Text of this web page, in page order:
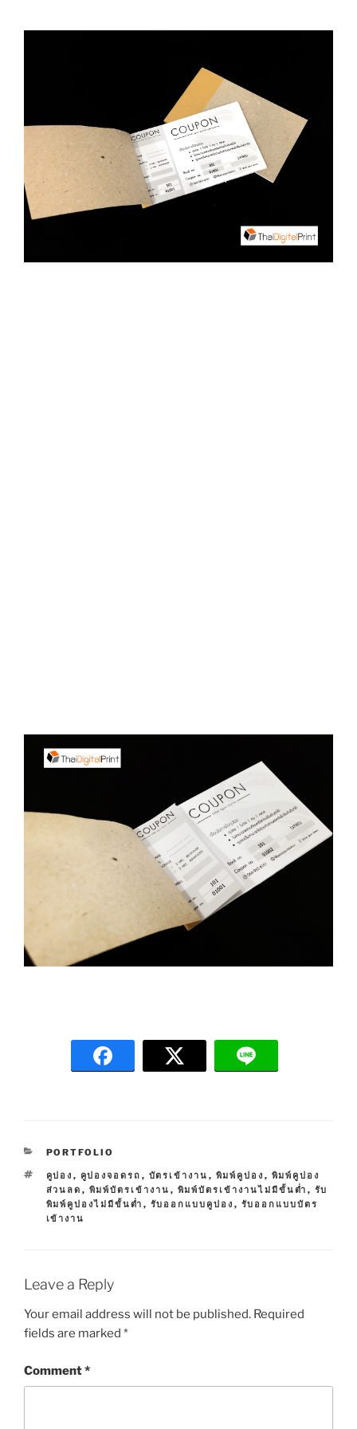
C
T
E
G
O
S
PORTFOLIO
T
A
G
S
คูปอง , คูปองจอดรถ , บัตรเข้างาน , พิมพ์คูปอง , พิมพ์คูปอง
ส่วนลด , พิมพ์บัตรเข้างาน , พิมพ์บัตรเข้างานไม่มีขั้นต่ำ , รับ
พิมพ์คูปองไม่มีขั้นต่ำ , รับออกแบบคูปอง , รับออกแบบบัตร
เข้างาน
Leave a Reply
Your email address will not be published. Required
fields are marked *
Comment*